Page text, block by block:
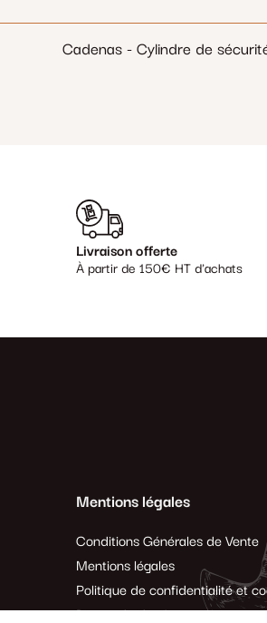
Cadenas - Cylindre de
Livraison offerte
À partir de 150€ HT d'achats
Mentions légales
Conditions Générales de Vente
Mentions légales
Politique de confidentialité et
Demande de rétractation